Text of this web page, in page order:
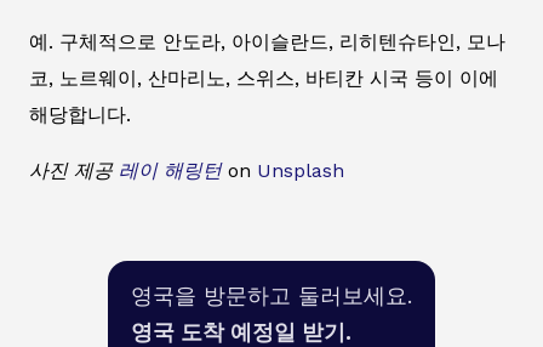
예. 구체적으로 안도라, 아이슬란드, 리히텐슈타인, 모나
코, 노르웨이, 산마리노, 스위스, 바티칸 시국 등이 이에
해당합니다.
사진 제공 레이 해링턴on Unsplash
영국을 방문하고 둘러보세요.
영국 도착 예정일 받기.